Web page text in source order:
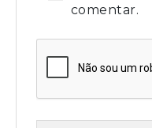
comentar.